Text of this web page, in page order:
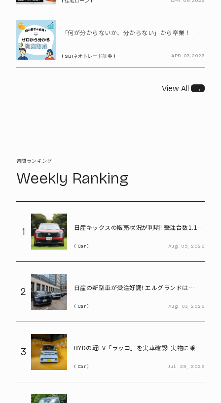
PR
「何が分からないか、分からない」から卒業！ SBIネオトレード証券で学ぶ、はじめての資産形成
( SBIネオトレード証券 ) APR. 03, 2026
View All →
週間ランキング
Weekly Ranking
1
日産キックスの販売状況が判明! 受注台数1.1台
Car Aug. 05, 2026
2
日産の新型車が受注好調! エルグランドは
Car Aug. 03, 2026
3
BYDの軽EV「ラッコ」を実車確認! 実物に乗り
Car Jul. 29, 2026